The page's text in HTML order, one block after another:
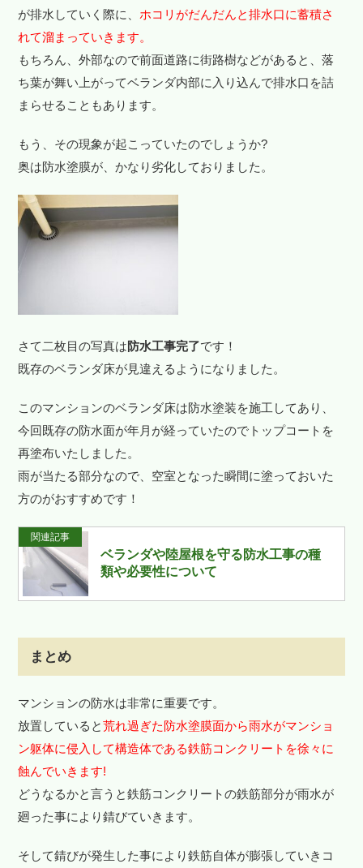
が排水していく際に、 ホコリがだんだんと排水口に蓄積さ
れて溜まっていきます。
もちろん、外部なので前面道路に街路樹などがあると、落
ち葉が舞い上がってベランダ内部に入り込んで排水口を詰
まらせることもあります。
もう、その現象が起こっていたのでしょうか?
奥は防水塗膜が、かなり劣化しておりました。
さて二枚目の写真は防水工事完了です！
既存のベランダ床が見違えるようになりました。
このマンションのベランダ床は防水塗装を施工してあり、
今回既存の防水面が年月が経っていたのでトップコートを
再塗布いたしました。
雨が当たる部分なので、空室となった瞬間に塗っておいた
方のがおすすめです！
関連記事
ベランダや陸屋根を守る防水工事の種
類や必要性について
まとめ
マンションの防水は非常に重要です。
放置していると荒れ過ぎた防水塗膜面から雨水がマンショ
ン躯体に侵入して構造体である鉄筋コンクリートを徐々に
蝕んでいきます!
どうなるかと言うと鉄筋コンクリートの鉄筋部分が雨水が
廻った事により錆びていきます。
そして錆びが発生した事により鉄筋自体が膨張していきコ